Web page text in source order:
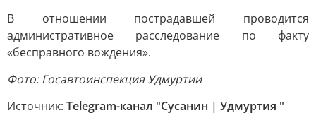
В отношении пострадавшей проводится
административное расследование по факту
«бесправного вождения».
Фото: Госавтоинспекция Удмуртии
Источник: Telegram-канал "Сусанин | Удмуртия "